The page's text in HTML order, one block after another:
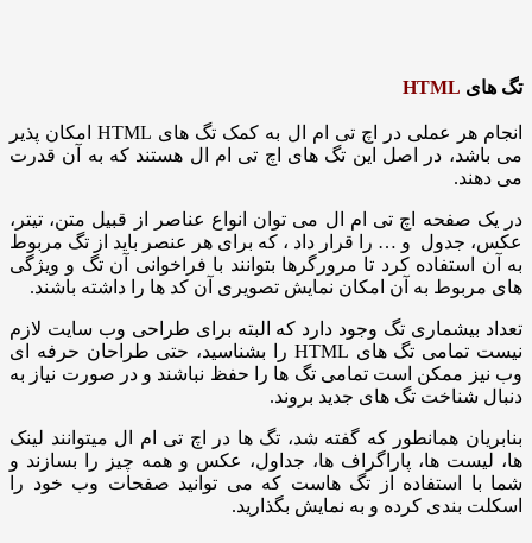
HTML
انجام هر عملی در اچ تی ام ال به کمک تگ های HTML امکان پذیر
در اصل این تگ های اچ تی ام ال هستند که به آن قدرت
اچ تی ام ال می توان انواع عناصر از قبیل متن، تیتر،
و … را قرار داد ، که برای هر عنصر باید از تگ مربوط
کرد تا مرورگرها بتوانند با فراخوانی آن تگ و ویژگی
به آن امکان نمایش تصویری آن کد ها را داشته باشند.
تگ وجود دارد که البته برای طراحی وب سایت لازم
نیست تمامی تگ های HTML را بشناسید، حتی طراحان حرفه ای
ممکن است تمامی تگ ها را حفظ نباشند و در صورت نیاز به
تگ های جدید بروند.
همانطور که گفته شد، تگ ها در اچ تی ام ال میتوانند لینک
ها،‌ پاراگراف ها، جداول، عکس و همه چیز را بسازند و
استفاده از تگ هاست که می توانید صفحات وب خود را
کرده و به نمایش بگذارید.